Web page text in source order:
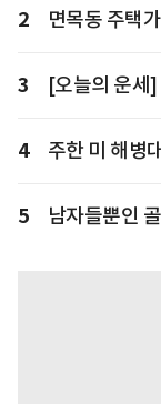
2 면목동 주택
3 [오늘의 운세
4 주한 미 해병
5 남자들뿐인